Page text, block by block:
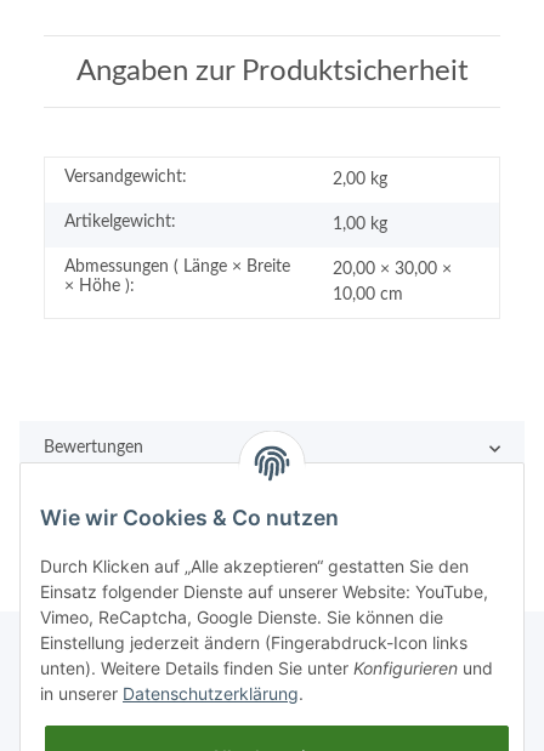
Angaben zur Produktsicherheit
Versandgewicht: 2,00 kg
Artikelgewicht: 1,00 kg
Abmessungen ( Länge × Breite
× Höhe ):
20,00 × 30,00 ×
10,00 cm
Bewertungen
Rechtliches
Wie wir Cookies & Co nutzen
Durch Klicken auf „Alle akzeptieren“ gestatten Sie den
Einsatz folgender Dienste auf unserer Website: YouTube,
Vimeo, ReCaptcha, Google Dienste. Sie können die
Einstellung jederzeit ändern (Fingerabdruck-Icon links
unten). Weitere Details finden Sie unter Konfigurieren und
in unserer Datenschutzerklärung.